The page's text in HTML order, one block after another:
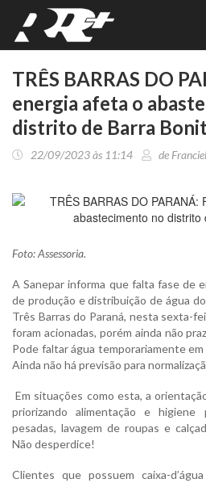
TRÊS BARRAS DO
energia afeta o
distrito de Barra
22/09/2023 às 11:14 de
Foto: Assessoria.
A Sanepar informa que falta fase de
de produção e distribuição de água
Três Barras do Paraná, nesta sexta-
foram acionadas, porém ainda não
Pode faltar água temporariamente
Ainda não há previsão para
Em situações como esta, a
priorizando alimentação e higiene
pesadas, lavagem de roupas e
Não desperdice!
Clientes que possuem caixa-